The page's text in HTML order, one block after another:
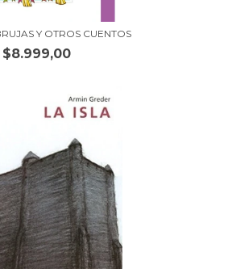
Y OTROS CUENTOS
$8.999,00